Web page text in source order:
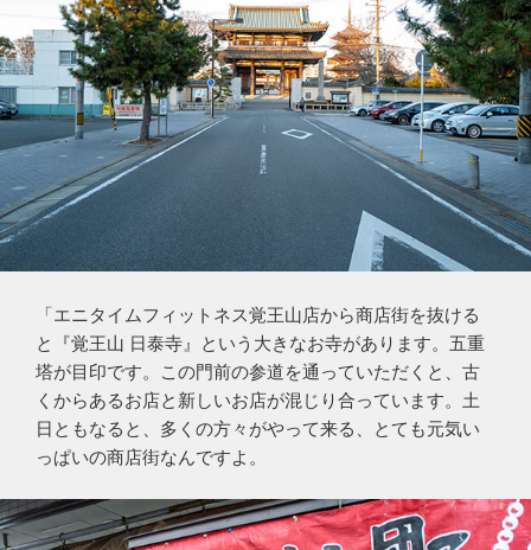
「エニタイムフィットネス覚王山店から商店街を抜ける
と『覚王山 日泰寺』という大きなお寺があります。五重
塔が目印です。この門前の参道を通っていただくと、古
くからあるお店と新しいお店が混じり合っています。土
日ともなると、多くの方々がやって来る、とても元気い
っぱいの商店街なんですよ。